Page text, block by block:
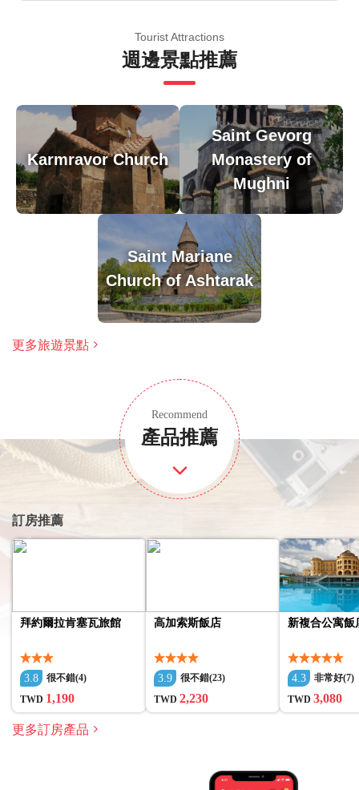
Marine、Lmbatavank、Talin的Saint Astvatsatsin和
Voskepar的Saint Astvatsatsin。教堂的門是1983年由
Sargis Poghosyan創造和雕刻而成的。教堂旁的墓園
中有詩人Gevorg Emin的墳墓。
溫馨提示
由於遊覽的歷史重點，建議成人參加，但歡迎家庭
大多數旅行者都可以參加
此旅遊/活動最多 8 位旅客
涉及適量步行；請選擇合適的鞋子
在所有天氣條件下運行；請穿著得體
Tourist Attractions
週邊景點推薦
Karmravor Church
Saint Gevorg
Monastery of
Mughni
Saint Mariane
Church of Ashtarak
更多旅遊景點
Recommend
產品推薦
訂房推薦
拜約爾拉肯塞瓦旅館
3.8
很不錯(4)
TWD 1,190
高加索斯飯店
3.9
很不錯(23)
TWD 2,230
新複合公寓飯
4.3
非常好(7)
TWD 3,080
更多訂房產品